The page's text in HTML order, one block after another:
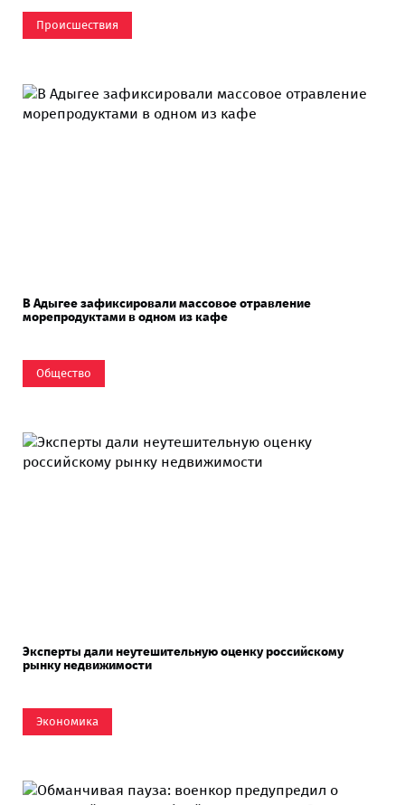
Происшествия
В Адыгее зафиксировали массовое отравление
морепродуктами в одном из кафе
Общество
Эксперты дали неутешительную оценку российскому
рынку недвижимости
Экономика